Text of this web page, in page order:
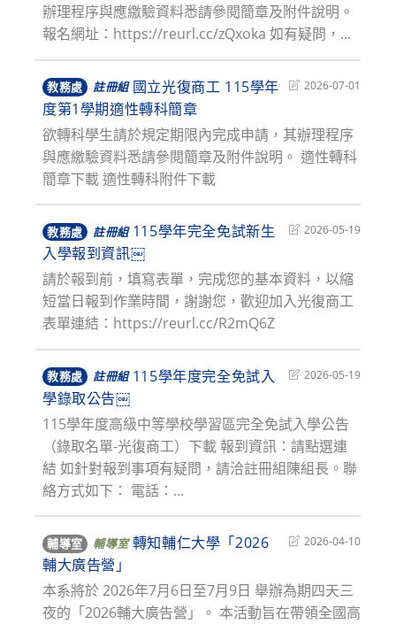
辦理程序與應繳驗資料悉請參閱簡章及附件說明。
報名網址：https://reurl.cc/zQxoka 如有疑問，...
教務處 註冊組 國立光復商工 115學年
度第1學期適性轉科簡章
Post
modified:
2026-07-01
欲轉科學生請於規定期限內完成申請，其辦理程序
與應繳驗資料悉請參閱簡章及附件說明。 適性轉科
簡章下載 適性轉科附件下載
教務處 註冊組 115學年完全免試新生
入學報到資訊￼
Post
modified:
2026-05-19
請於報到前，填寫表單，完成您的基本資料，以縮
短當日報到作業時間，謝謝您，歡迎加入光復商工
表單連結：https://reurl.cc/R2mQ6Z
教務處 註冊組 115學年度完全免試入
學錄取公告￼
Post
modified:
2026-05-19
115學年度高級中等學校學習區完全免試入學公告
（錄取名單-光復商工）下載 報到資訊：請點選連
結 如針對報到事項有疑問，請洽註冊組陳組長。聯
絡方式如下： 電話：...
輔導室 輔導室 轉知輔仁大學「2026
輔大廣告營」
Post
modified:
2026-04-10
本系將於 2026年7月6日至7月9日 舉辦為期四天三
夜的「2026輔大廣告營」。 本活動旨在帶領全國高